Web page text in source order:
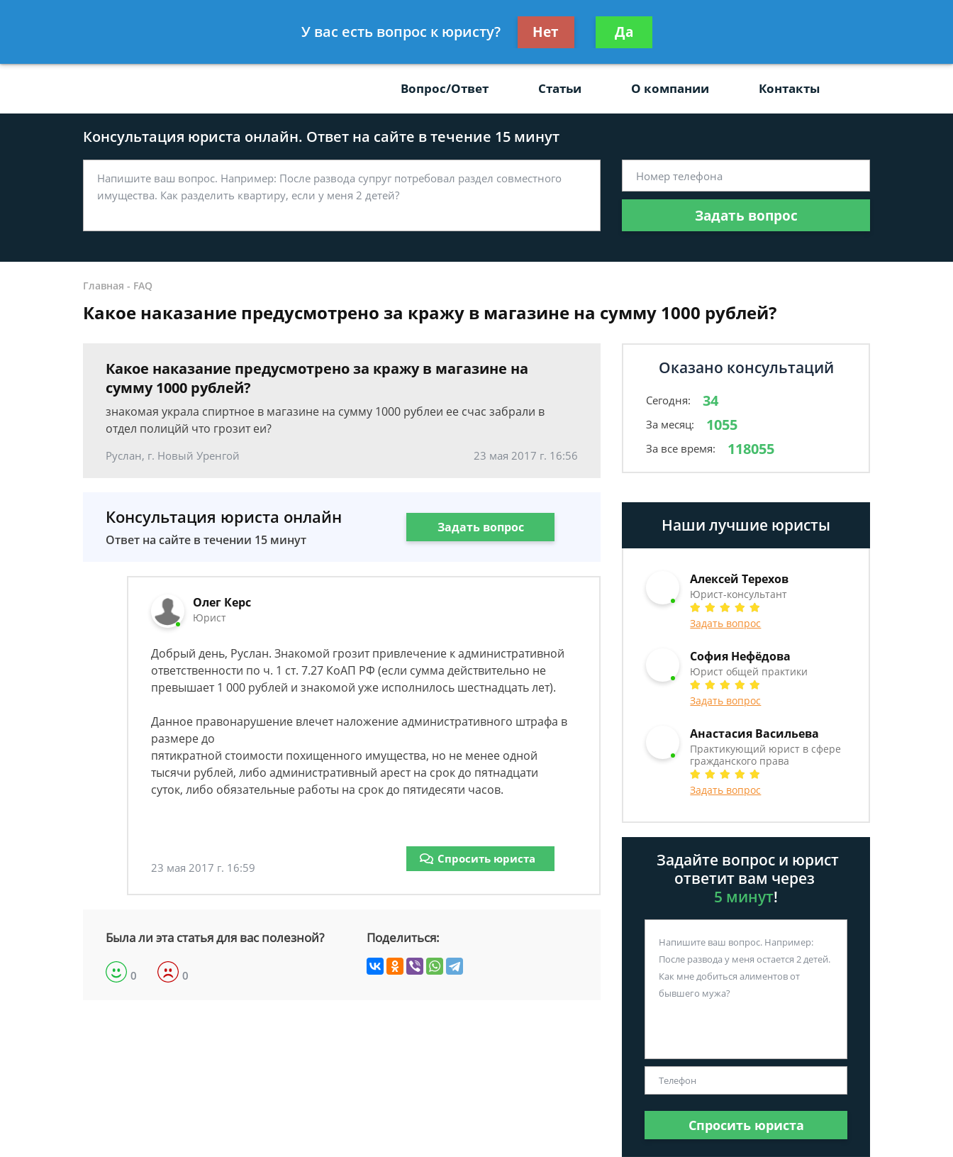
8 812 509-27-47
Получите консультацию
бесплатно
Вопрос/Ответ Статьи О компании Контакты
Консультация юриста онлайн. Ответ на сайте в течение 15 минут
Задать вопрос
Главная - FAQ
Какое наказание предусмотрено за кражу в магазине на сумму 1000 рублей?
Какое наказание предусмотрено за кражу в магазине на
сумму 1000 рублей?
знакомая украла спиртное в магазине на сумму 1000 рублеи ее счас забрали в
отдел полицйй что грозит еи?
Руслан, г. Новый Уренгой 23 мая 2017 г. 16:56
Консультация юриста онлайн
Ответ на сайте в течении 15 минут
Задать вопрос
Олег Керс
Юрист
Добрый день, Руслан. Знакомой грозит привлечение к административной
ответственности по ч. 1 ст. 7.27 КоАП РФ (если сумма действительно не
превышает 1 000 рублей и знакомой уже исполнилось шестнадцать лет).
Данное правонарушение влечет наложение административного штрафа в
размере до
пятикратной стоимости похищенного имущества, но не менее одной
тысячи рублей, либо административный арест на срок до пятнадцати
суток, либо обязательные работы на срок до пятидесяти часов.
23 мая 2017 г. 16:59
Спросить юриста
Была ли эта статья для вас полезной?
0 0
Поделиться:
Оказано консультаций
Сегодня: 34
За месяц: 1055
За все время: 118055
Наши лучшие юристы
Алексей Терехов
Юрист-консультант
Задать вопрос
София Нефёдова
Юрист общей практики
Задать вопрос
Анастасия Васильева
Практикующий юрист в сфере
гражданского права
Задать вопрос
Задайте вопрос и юрист
ответит вам через
5 минут!
Спросить юриста
У вас есть вопрос к юристу? Нет Да